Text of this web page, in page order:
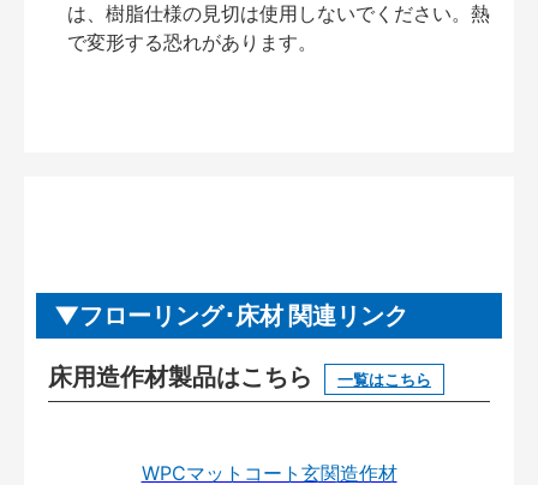
は、樹脂仕様の見切は使用しないでください。熱
で変形する恐れがあります。
フローリング･床材 関連リンク
床用造作材製品はこちら 一覧はこちら
WPCマットコート玄関造作材